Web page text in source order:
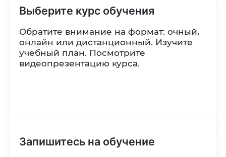
Выберите курс обучения
Обратите внимание на формат: очный,
онлайн или дистанционный. Изучите
учебный план. Посмотрите
видеопрезентацию курса.
Запишитесь на обучение